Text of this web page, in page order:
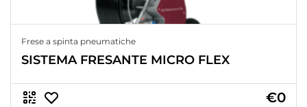
Frese a spinta pneumatiche
SISTEMA FRESANTE MICRO FLEX
€0